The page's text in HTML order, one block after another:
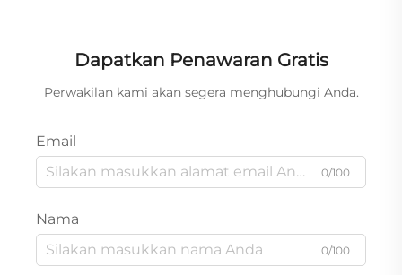
Dapatkan Penawaran Gratis
Perwakilan kami akan segera menghubungi Anda.
Email
0/100
Nama
0/100